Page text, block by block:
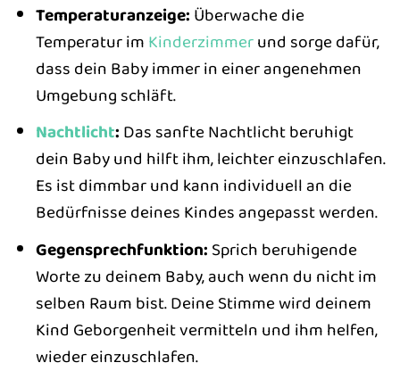
Temperaturanzeige: Überwache die
Temperatur im Kinderzimmerund sorge dafür,
dass dein Baby immer in einer angenehmen
Umgebung schläft.
Nachtlicht: Das sanfte Nachtlicht beruhigt
dein Baby und hilft ihm, leichter einzuschlafen.
Es ist dimmbar und kann individuell an die
Bedürfnisse deines Kindes angepasst werden.
Gegensprechfunktion: Sprich beruhigende
Worte zu deinem Baby, auch wenn du nicht im
selben Raum bist. Deine Stimme wird deinem
Kind Geborgenheit vermitteln und ihm helfen,
wieder einzuschlafen.